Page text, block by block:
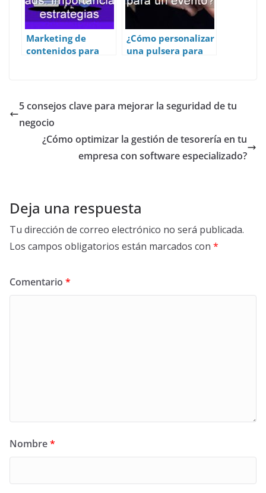
Marketing de
contenidos para
¿Cómo personalizar
una pulsera para
5 consejos clave para mejorar la seguridad de tu
negocio
¿Cómo optimizar la gestión de tesorería en tu
empresa con software especializado?
Deja una respuesta
Tu dirección de correo electrónico no será publicada.
Los campos obligatorios están marcados con *
Comentario *
Nombre*